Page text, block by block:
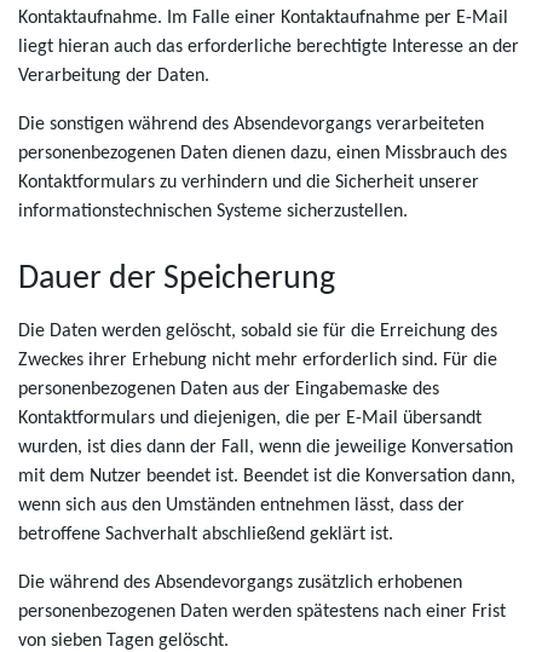
Kontaktaufnahme. Im Falle einer Kontaktaufnahme per E-Mail
liegt hieran auch das erforderliche berechtigte Interesse an der
Verarbeitung der Daten.
Die sonstigen während des Absendevorgangs verarbeiteten
personenbezogenen Daten dienen dazu, einen Missbrauch des
Kontaktformulars zu verhindern und die Sicherheit unserer
informationstechnischen Systeme sicherzustellen.
Dauer der Speicherung
Die Daten werden gelöscht, sobald sie für die Erreichung des
Zweckes ihrer Erhebung nicht mehr erforderlich sind. Für die
personenbezogenen Daten aus der Eingabemaske des
Kontaktformulars und diejenigen, die per E-Mail übersandt
wurden, ist dies dann der Fall, wenn die jeweilige Konversation
mit dem Nutzer beendet ist. Beendet ist die Konversation dann,
wenn sich aus den Umständen entnehmen lässt, dass der
betroffene Sachverhalt abschließend geklärt ist.
Die während des Absendevorgangs zusätzlich erhobenen
personenbezogenen Daten werden spätestens nach einer Frist
von sieben Tagen gelöscht.